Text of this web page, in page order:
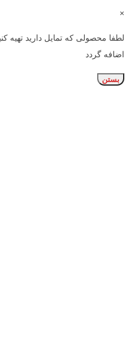
×
لطفا محصولی که تمایل دارید تهیه
اضافه گردد
بستن